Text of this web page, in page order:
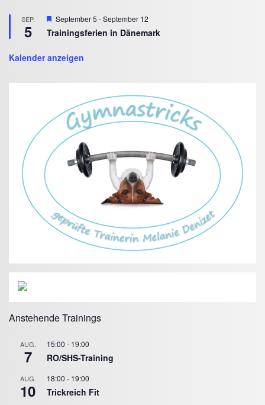
SEP.
5
Hervorgehoben
September 5 -September 12
Trainingsferien in Dänemark
Kalender anzeigen
Anstehende Trainings
AUG.
7
15:00 - 19:00
RO/SHS-Training
AUG.
10
18:00 - 19:00
Trickreich Fit